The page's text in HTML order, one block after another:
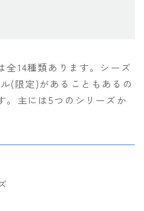
全14種類あります。シーズ
(限定)があることもあるの
。主には5つのシリーズか